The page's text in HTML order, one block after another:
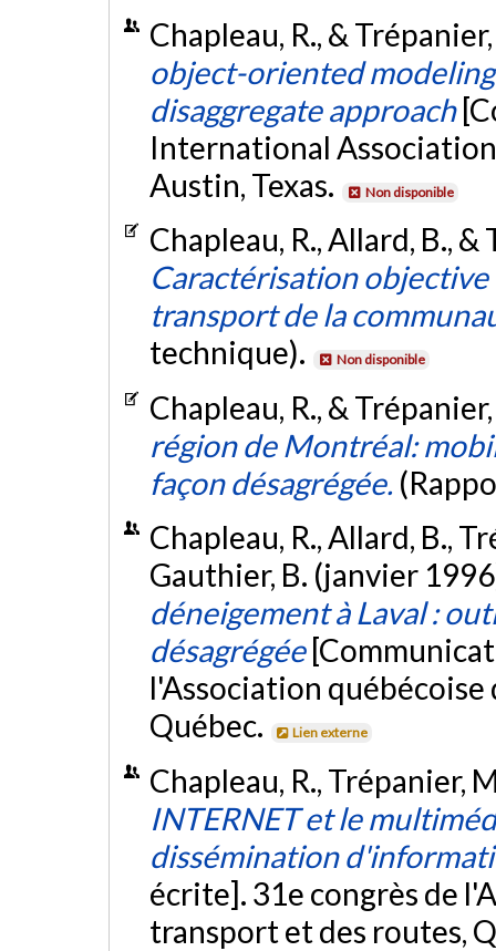
Chapleau, R., &
object-oriented
disaggregate approach
International
Austin, Texas.
Non disponible
Chapleau, R., Allard, B.,
Caractérisation
transport de la
technique).
Non disponible
Chapleau, R., &
région de Montréal:
façon désagrégée.
Chapleau, R., Allard, B.,
Gauthier, B. (janvier
déneigement à Laval :
désagrégée
l'Association
Québec.
Lien externe
Chapleau, R., Trépanier,
INTERNET et le
dissémination
écrite]. 31e congrès de
transport et des routes,